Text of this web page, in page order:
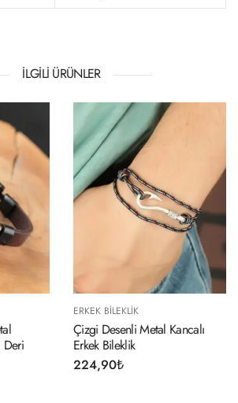
İLGILI ÜRÜNLER
Çizgi Desenli Metal Kancalı
Erkek Bileklik
Hematit